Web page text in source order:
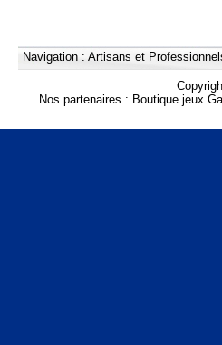
Navigation : Artisans et
Nos partenaires : Boutique jeux